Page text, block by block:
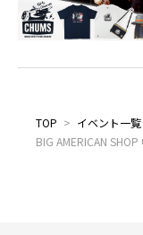
TOP > イベント一覧
BIG AMERICAN